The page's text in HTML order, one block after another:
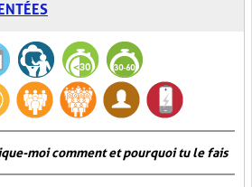
moi comment et pourquoi tu le fais